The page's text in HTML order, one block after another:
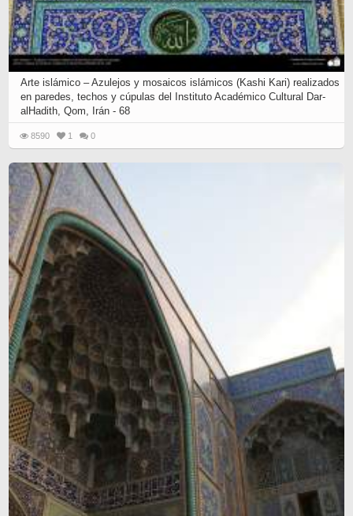
Arte islámico – Azulejos y mosaicos islámicos (Kashi Kari) realizados
en paredes, techos y cúpulas del Instituto Académico Cultural Dar-
alHadith, Qom, Irán - 68
8590 1 0